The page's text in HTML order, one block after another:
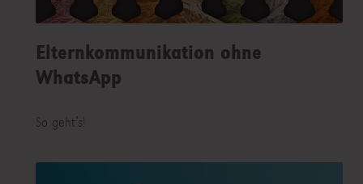
Elternkommunikation ohne
WhatsApp
So geht’s!